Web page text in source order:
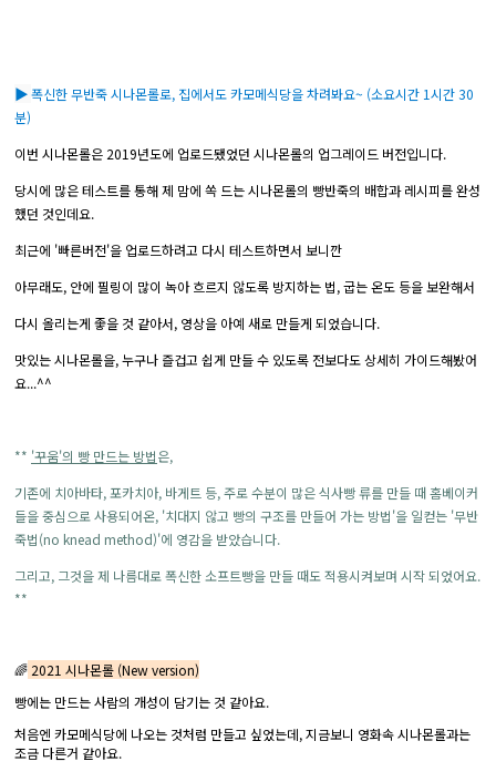
▶폭신한 무반죽 시나몬롤로, 집에서도 카모메식당을 차려봐요~ (소요시간 1시간 30
분)
이번 시나몬롤은 2019년도에 업로드됐었던 시나몬롤의 업그레이드 버전입니다.
당시에 많은 테스트를 통해 제 맘에 쏙 드는 시나몬롤의 빵반죽의 배합과 레시피를 완성
했던 것인데요.
최근에 '빠른버전'을 업로드하려고 다시 테스트하면서 보니깐
아무래도, 안에 필링이 많이 녹아 흐르지 않도록 방지하는 법, 굽는 온도 등을 보완해서
다시 올리는게 좋을 것 같아서, 영상을 아예 새로 만들게 되었습니다.
맛있는 시나몬롤을, 누구나 즐겁고 쉽게 만들 수 있도록 전보다도 상세히 가이드해봤어
요...^^
** '꾸움'의 빵 만드는 방법은,
기존에 치아바타, 포카치아, 바게트 등, 주로 수분이 많은 식사빵 류를 만들 때 홈베이커
들을 중심으로 사용되어온, '치대지 않고 빵의 구조를 만들어 가는 방법'을 일컫는 '무반
죽법(no knead method)'에 영감을 받았습니다.
그리고, 그것을 제 나름대로 폭신한 소프트빵을 만들 때도 적용시켜보며 시작 되었어요.
**
🌈 2021 시나몬롤 (New version)
빵에는 만드는 사람의 개성이 담기는 것 같아요.
처음엔 카모메식당에 나오는 것처럼 만들고 싶었는데, 지금보니 영화속 시나몬롤과는
조금 다른거 같아요.